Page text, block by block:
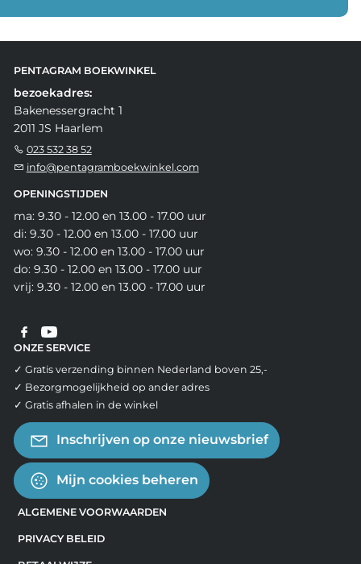
PENTAGRAM BOEKWINKEL
bezoekadres:
Bakenessergracht 1
2011 JS Haarlem
023 532 38 52
info@pentagramboekwinkel.com
OPENINGSTIJDEN
ma: 9.30 - 12.00 en 13.00 - 17.00 uur
di: 9.30 - 12.00 en 13.00 - 17.00 uur
wo: 9.30 - 12.00 en 13.00 - 17.00 uur
do: 9.30 - 12.00 en 13.00 - 17.00 uur
vrij: 9.30 - 12.00 en 13.00 - 17.00 uur
ONZE SERVICE
✓ Gratis verzending binnen Nederland boven 25,-
✓ Bezorgmogelijkheid op ander adres
✓ Gratis afhalen in de winkel
Inschrijven op onze nieuwsbrief
Mijn cookies beheren
ALGEMENE VOORWAARDEN
PRIVACY BELEID